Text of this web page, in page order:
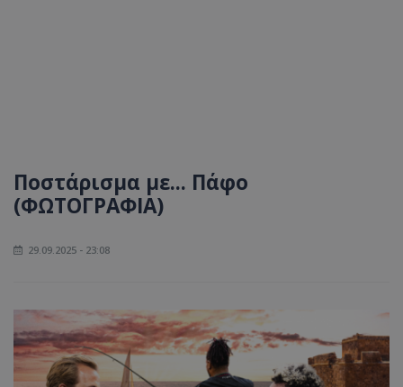
Ποστάρισμα με... Πάφο
(ΦΩΤΟΓΡΑΦΙΑ)
29.09.2025 - 23:08